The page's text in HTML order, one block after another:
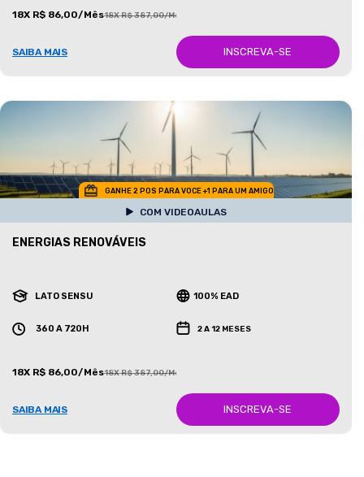
18X R$ 86,00/Mês18X R$ 387,00/Mês
SAIBA MAIS INSCREVA-SE
GANHE 2 POS PARA VOCE +1 PARA UM AMIGO
COM VIDEOAULAS
ENERGIAS RENOVÁVEIS
LATO SENSU 100% EAD
360 A 720H 2 A 12 MESES
18X R$ 86,00/Mês18X R$ 387,00/Mês
SAIBA MAIS INSCREVA-SE